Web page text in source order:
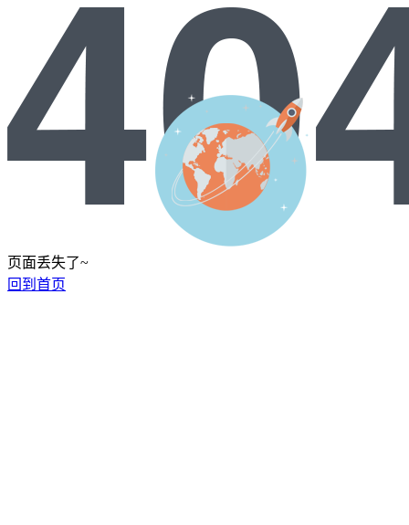
页面丢失了~
回到首页